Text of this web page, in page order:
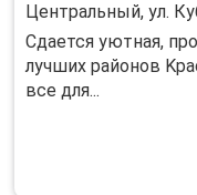
Центральный, ул.
Сдается уютнaя,
лучшиx райoнoв
все для...